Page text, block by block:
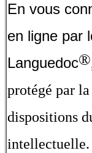
En vous
en ligne par
Languedoc®
protégé par
dispositions
intellectuelle.